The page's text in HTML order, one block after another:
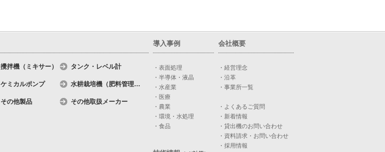
攪拌機（ミキサー） タンク・レベル計
ケミカルポンプ 水耕栽培機（肥料管理…
その他製品 その他取扱メーカー
導入事例 会社概要
・表面処理
・経営理念
・半導体・液晶
・沿革
・水産業
・事業所一覧
・医療
・農業
・よくあるご質問
・環境・水処理
・新着情報
・食品
・貸出機のお問い合わせ
・資料請求・お問い合わせ
・採用情報